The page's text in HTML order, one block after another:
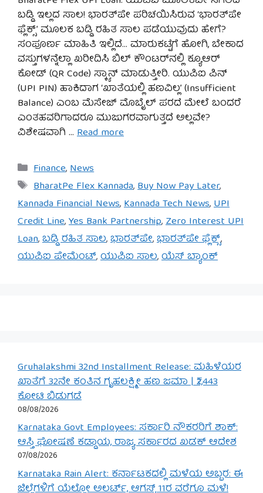
ಬಡ್ಡಿ ಇಲ್ಲದ ಸಾಲ! ಭಾರತ್‌ಪೇ ಪರಿಚಯಿಸಿರುವ ‘ಭಾರತ್‌ಪೇ
ಫ್ಲೆಕ್ಸ್’ ಮೂಲಕ ಬಡ್ಡಿ ರಹಿತ ಸಾಲ ಪಡೆಯುವುದು ಹೇಗೆ?
ಸಂಪೂರ್ಣ ಮಾಹಿತಿ ಇಲ್ಲಿದೆ… ಮಾರುಕಟ್ಟೆಗೆ ಹೋಗಿ, ಬೇಕಾದ
ವಸ್ತುಗಳನ್ನೆಲ್ಲಾ ಖರೀದಿಸಿ ಬಿಲ್ ಕೌಂಟರ್‌ನಲ್ಲಿ ಕ್ಯೂಆರ್
ಕೋಡ್ (QR Code) ಸ್ಕ್ಯಾನ್ ಮಾಡುತ್ತೀರಿ. ಯುಪಿಐ ಪಿನ್
(UPI PIN) ಹಾಕಿದಾಗ ‘ಖಾತೆಯಲ್ಲಿ ಹಣವಿಲ್ಲ’ (Insufficient
Balance) ಎಂಬ ಮೆಸೇಜ್ ಮೊಬೈಲ್ ಪರದೆ ಮೇಲೆ ಬಂದರೆ
ಎಂತಹವರಿಗಾದರೂ ಮುಜುಗರವಾಗುತ್ತದೆ ಅಲ್ಲವೇ?
ವಿಶೇಷವಾಗಿ … Read more
Categories
Finance,News
Tags
BharatPe Flex Kannada,Buy Now Pay Later,
Kannada Financial News,Kannada Tech News,UPI
Credit Line,Yes Bank Partnership,Zero Interest UPI
Loan,ಬಡ್ಡಿ ರಹಿತ ಸಾಲ,ಭಾರತ್‌ಪೇ,ಭಾರತ್‌ಪೇ ಫ್ಲೆಕ್ಸ್,
ಯುಪಿಐ ಪೇಮೆಂಟ್,ಯುಪಿಐ ಸಾಲ,ಯೆಸ್ ಬ್ಯಾಂಕ್
Gruhalakshmi 32nd Installment Release: ಮಹಿಳೆಯರ
ಖಾತೆಗೆ 32ನೇ ಕಂತಿನ ಗೃಹಲಕ್ಷ್ಮೀ ಹಣ ಜಮಾ | ₹2,443
ಕೋಟಿ ಬಿಡುಗಡೆ
08/08/2026
Karnataka Govt Employees: ಸರ್ಕಾರಿ ನೌಕರರಿಗೆ ಶಾಕ್:
ಆಸ್ತಿ ಘೋಷಣೆ ಕಡ್ಡಾಯ, ರಾಜ್ಯ ಸರ್ಕಾರದ ಖಡಕ್ ಆದೇಶ
07/08/2026
Karnataka Rain Alert: ಕರ್ನಾಟಕದಲ್ಲಿ ಮಳೆಯ ಅಬ್ಬರ: ಈ
ಜಿಲ್ಲೆಗಳಿಗೆ ಯೆಲ್ಲೋ ಅಲರ್ಟ್, ಆಗಸ್ಟ್ 11ರ ವರೆಗೂ ಮಳೆ!